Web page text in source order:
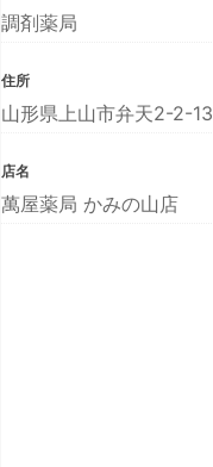
調剤薬局
住所
山形県上山市弁天2-2-13
店名
萬屋薬局 かみの山店